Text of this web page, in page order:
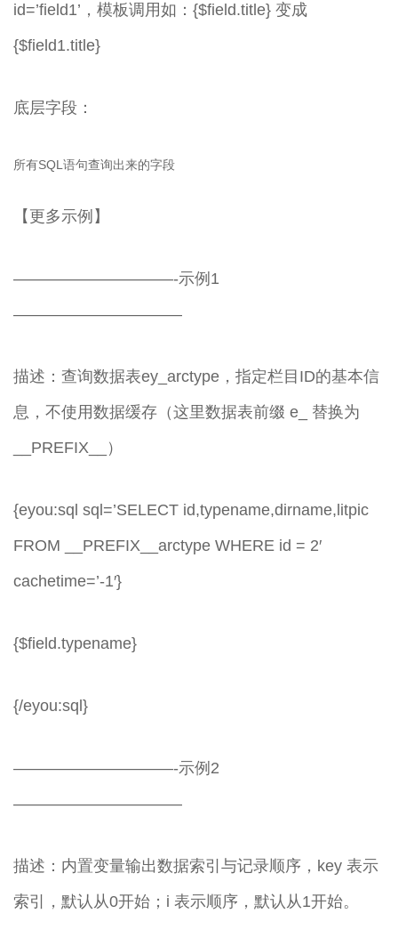
id=’field1’，模板调用如：{$field.title} 变成
{$field1.title}
底层字段：
所有SQL语句查询出来的字段
【更多示例】
——————————-示例1
——————————–
描述：查询数据表ey_arctype，指定栏目ID的基本信
息，不使用数据缓存（这里数据表前缀 e_ 替换为
__PREFIX__）
{eyou:sql sql=’SELECT id,typename,dirname,litpic
FROM __PREFIX__arctype WHERE id = 2′
cachetime=’-1′}
{$field.typename}
{/eyou:sql}
——————————-示例2
——————————–
描述：内置变量输出数据索引与记录顺序，key 表示
索引，默认从0开始；i 表示顺序，默认从1开始。